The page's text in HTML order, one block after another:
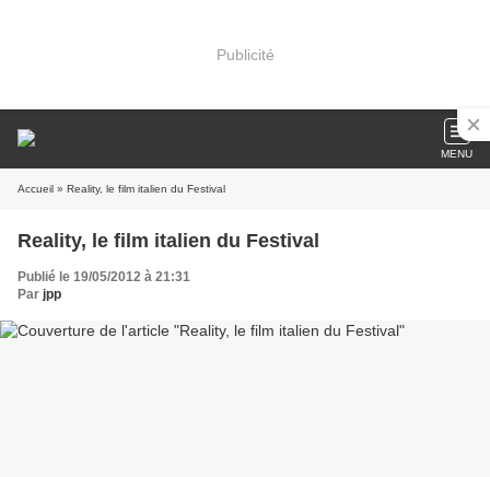
Publicité
MENU
Accueil » Reality, le film italien du Festival
Reality, le film italien du Festival
Publié le 19/05/2012 à 21:31
Par jpp